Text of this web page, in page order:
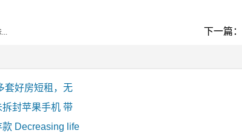
... 下一篇：
套好房短租，无
拆封苹果手机 带
款 Decreasing life